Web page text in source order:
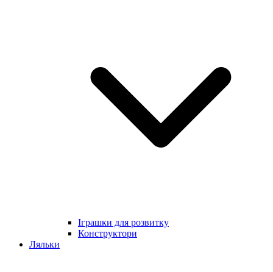
Іграшки для розвитку
Конструктори
Ляльки